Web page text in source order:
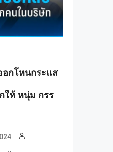
กโหนกระแส
ให้ หนุ่ม กรร